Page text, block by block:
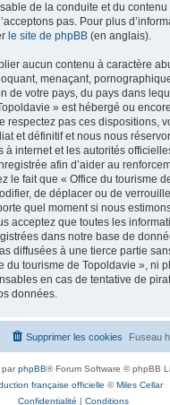
de la conduite et du
pas. Pour plus
le site de phpBB (en anglais).
aucun contenu à caractère
menaçant,
de votre pays, du pays dans
» est hébergé ou
respectez pas ces dispositions,
et définitif et nous nous
à internet et les autorités
afin d’aider au
le fait que « Office du tourisme
de déplacer ou de
quel moment si nous
acceptez que toutes les
dans notre base de
diffusées à une tierce partie
du tourisme de Topoldavie », ni
en cas de tentative de
données.
Fuseau
Supprimer les cookies
parphpBB® Forum Software © phpBB
française officielle ©Miles Cellar
Confidentialité | Conditions